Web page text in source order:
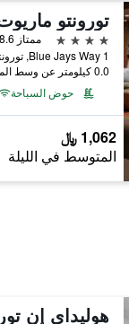
4 نجوم
ممتاز 8.6
1 Blue Jays Way, تورونتو, ON, كندا
0.0 كيلومتر عن وسط المدينة
حوض السباحة
1,062 ﷼
المتوسط في الليلة